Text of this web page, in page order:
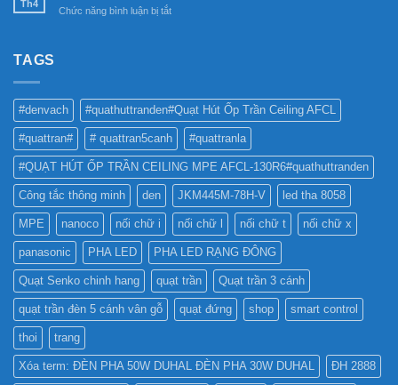
6SS-
DỤNG
QUẢNG
CÁO?
Th4
Chức năng bình luận bị tắtở
TỐT
NHẤT
?
TAGS
#denvach #quathuttranden#Quạt Hút Ốp Trần Ceiling AFCL
#quattran# # quattran5canh #quattranla
#QUẠT HÚT ỐP TRẦN CEILING MPE AFCL-130R6#quathuttranden
Công tắc thông minh den JKM445M-78H-V led tha 8058
MPE nanoco nối chữ i nối chữ l nối chữ t nối chữ x
panasonic PHA LED PHA LED RẠNG ĐÔNG
Quạt Senko chinh hang quạt trần Quạt trần 3 cánh
quạt trần đèn 5 cánh vân gỗ quạt đứng shop smart control
thoi trang
Xóa term: ĐÈN PHA 50W DUHAL ĐÈN PHA 30W DUHAL ĐH 2888